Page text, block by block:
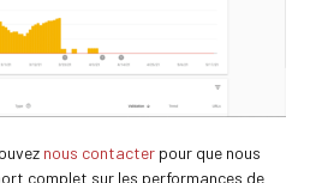
nous contacter pour que nous
complet sur les performances de